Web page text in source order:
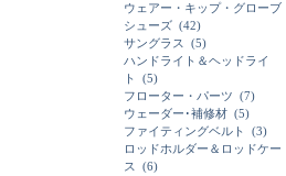
ウェアー・キップ・グローブ
シューズ (42)
サングラス
(5)
ハンドライト＆ヘッドライ
ト
(5)
フローター・パーツ (7)
ウェーダー･補修材 (5)
ファイティングベルト
(3)
ロッドホルダー＆ロッドケー
ス
(6)